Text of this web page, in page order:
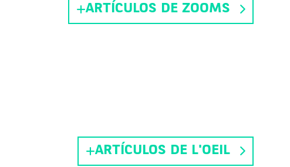
ARTÍCULOS DE ZOOMS
ARTÍCULOS DE L'OEIL